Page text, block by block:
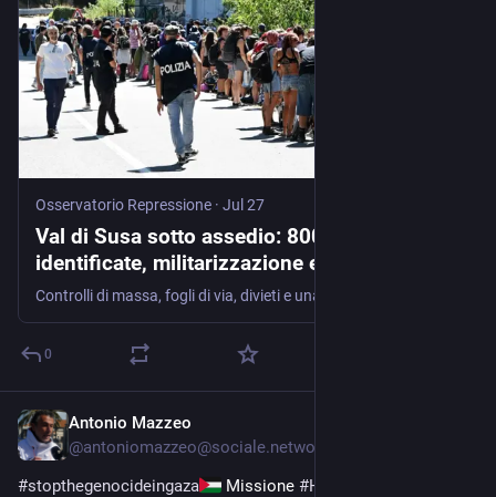
Osservatorio Repressione · Jul 27
Val di Susa sotto assedio: 800 persone
identificate, militarizzazione e passerella
elettorale. Ma il Movimento No Tav non
arretra
0
Antonio Mazzeo
@antoniomazzeo@sociale.network
#stopthegenocideingaza Missione #Handala